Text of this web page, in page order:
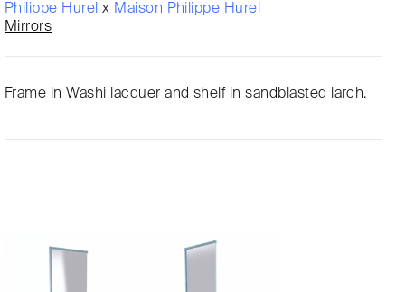
Philippe Hurelx Maison Philippe Hurel
Mirrors
Frame in Washi lacquer and shelf in sandblasted larch.